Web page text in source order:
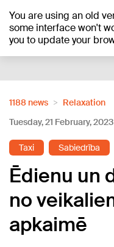
You are using an old
some interface won't
you to update your
+18°C
1188 news
Relaxation
Tuesday, 21 February, 2023
Taxi Sabiedrība
Ēdienu un
no
apkaimē